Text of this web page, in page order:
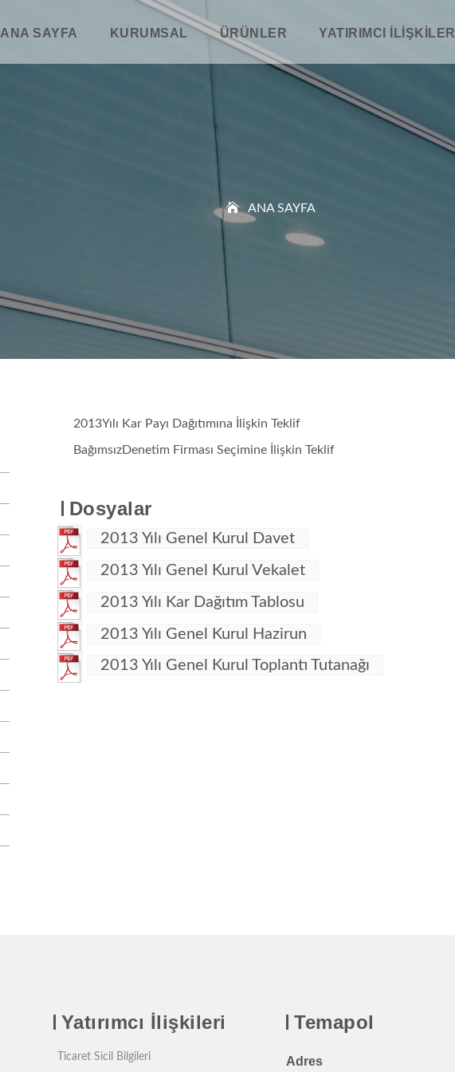
ANA SAYFA KURUMSAL ÜRÜNLER YATIRIMCI İLIŞKILERI
ANA SAYFA
2013Yılı Kar Payı Dağıtımına İlişkin Teklif
BağımsızDenetim Firması Seçimine İlişkin Teklif
Dosyalar
2013 Yılı Genel Kurul Davet
2013 Yılı Genel Kurul Vekalet
2013 Yılı Kar Dağıtım Tablosu
2013 Yılı Genel Kurul Hazirun
2013 Yılı Genel Kurul Toplantı Tutanağı
Yatırımcı İlişkileri
Ticaret Sicil Bilgileri
Temapol
Adres